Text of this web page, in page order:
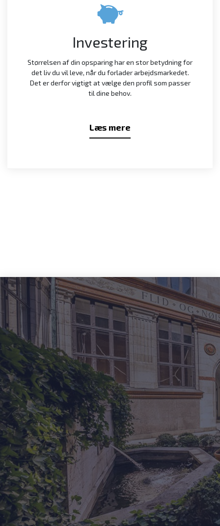
Investering
Størrelsen af din opsparing har en stor betydning for
det liv du vil leve, når du forlader arbejdsmarkedet.
Det er derfor vigtigt at vælge den profil som passer
til dine behov.
Læs mere